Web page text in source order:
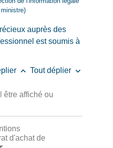
auprès des
est soumis à
keyboard_arrow_up Tout déplier keyboard_arrow_down
être affiché ou
d'achat de